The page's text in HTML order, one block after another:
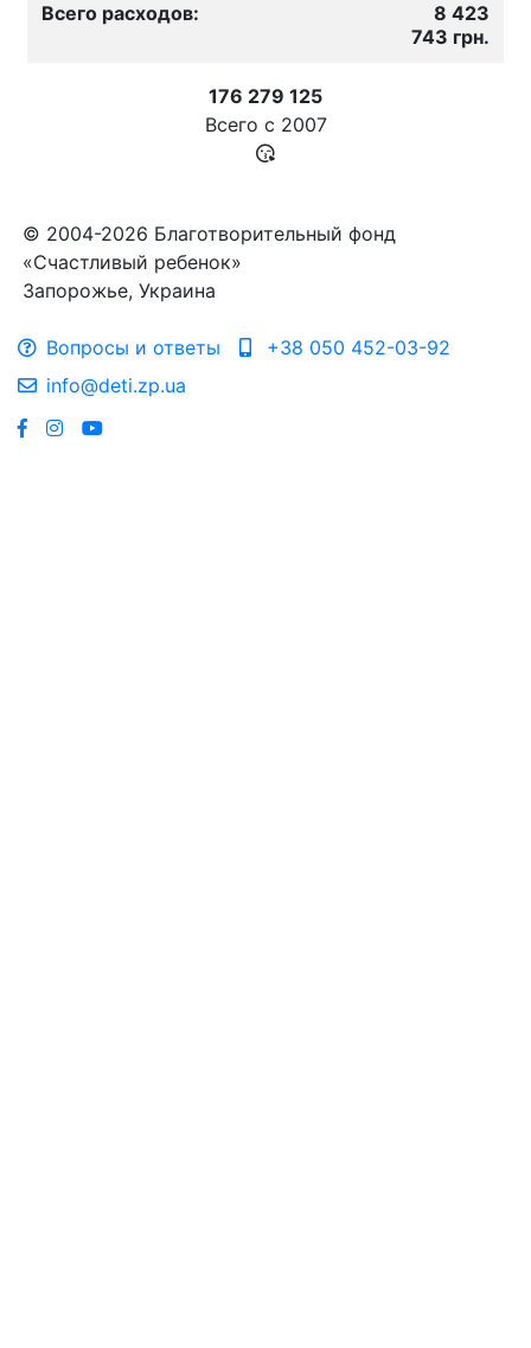
Всего расходов:
8 423
743 грн.
176 279 125
Всего с 2007
© 2004-2026 Благотворительный фонд
«Счастливый ребенок»
Запорожье, Украина
Вопросы и ответы
+38 050 452-03-92
info@deti.zp.ua